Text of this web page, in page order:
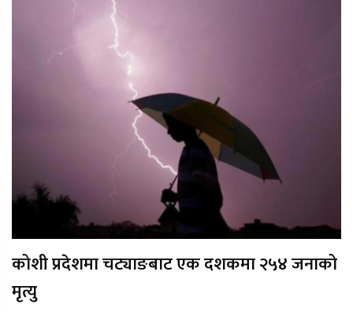
कोशी प्रदेशमा चट्याङबाट एक दशकमा २५४ जनाको
मृत्यु